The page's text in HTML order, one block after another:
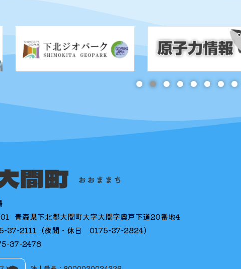
青森県下北郡大間町大字大間字奥戸下道20番地4
37-2111 (夜間・休日 0175-37-2824)
37-2478